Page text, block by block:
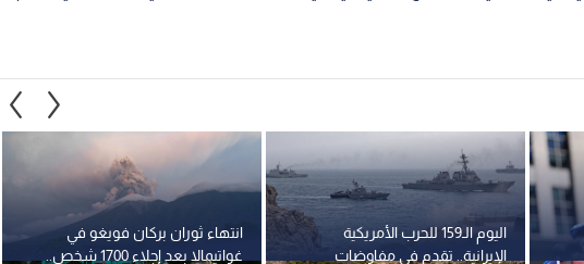
انتهاء ثوران بركان فويغو في
غواتيمالا بعد إجلاء 1700 شخص..
اليوم الـ159 للحرب الأمريكية
الإيرانية.. تقدم في مفاوضات